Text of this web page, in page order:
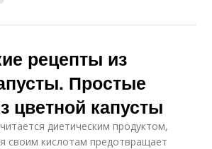
рецепты из
Простые
цветной капусты
диетическим продуктом,
своим кислотам предотвращает